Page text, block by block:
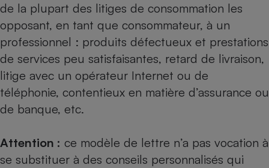
de la plupart des litiges de consommation les
opposant, en tant que consommateur, à un
professionnel : produits défectueux et prestations
de services peu satisfaisantes, retard de livraison,
litige avec un opérateur Internet ou de
téléphonie, contentieux en matière d’assurance ou
de banque, etc.
Attention : ce modèle de lettre n’a pas vocation à
se substituer à des conseils personnalisés qui